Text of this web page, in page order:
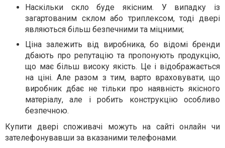
Наскільки скло буде якісним. У випадку із
загартованим склом або триплексом, тоді двері
являються більш безпечними та міцними;
Ціна залежить від виробника, бо відомі бренди
дбають про репутацію та пропонують продукцію,
що має більш високу якість. Це і відображається
на ціні. Але разом з тим, варто враховувати, що
виробник дбає не тільки про наявність якісного
матеріалу, але і робить конструкцію особливо
безпечною.
Купити двері споживачі можуть на сайті онлайн чи
зателефонувавши за вказаними телефонами.